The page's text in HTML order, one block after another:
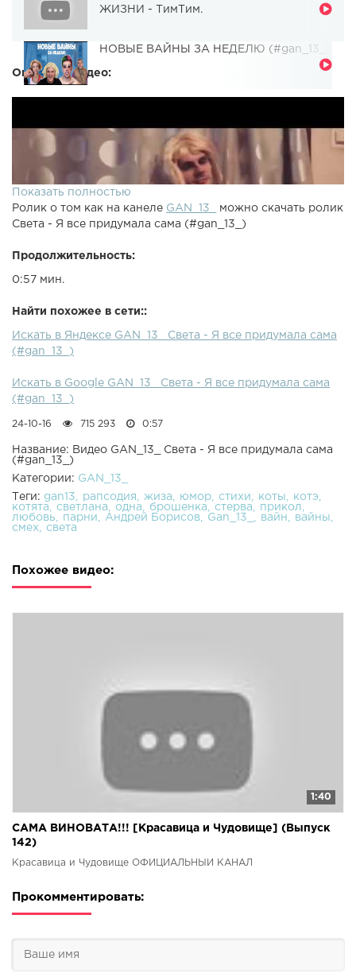
ЖИЗНИ - ТимТим.
НОВЫЕ ВАЙНЫ ЗА НЕДЕЛЮ (#gan_13_)
Описание видео:
Показать полностью
Ролик о том как на канеле GAN_13_
можно скачать ролик
Света - Я все придумала сама (#gan_13_)
Продолжительность:
0:57 мин.
Найти похожее в сети::
Искать в Яндексе GAN_13_ Света - Я все придумала сама
(#gan_13_)
Искать в Google GAN_13_ Света - Я все придумала сама
(#gan_13_)
24-10-16 715 293 0:57
Название: Видео GAN_13_ Света - Я все придумала сама
(#gan_13_)
Категории: GAN_13_
Теги: gan13 рапсодия жиза юмор стихи коты
котэ
котята
светлана одна брошенка стерва
прикол
любовь
парни Андрей Борисов Gan_13_ вайн
вайны
смех
света
Похожее видео:
1:40
САМА ВИНОВАТА!!! [Красавица и Чудовище] (Выпуск
142)
Красавица и Чудовище ОФИЦИАЛЬНЫЙ КАНАЛ
Прокомментировать: